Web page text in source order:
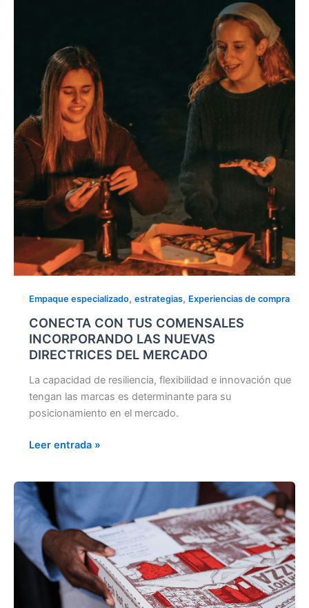
Empaque especializado, estrategias, Experiencias de compra
CONECTA CON TUS COMENSALES
INCORPORANDO LAS NUEVAS
DIRECTRICES DEL MERCADO
La capacidad de resiliencia, flexibilidad e innovación que
tengan las marcas es determinante para su
posicionamiento en el mercado.
COMENSALES
INCORPORANDO
LAS
NUEVAS
DIRECTRICES
DEL
MERCADO
Leer entrada »
CÓMO
EL
PACKAGING
INFLUYE
EN
LA
DECISIÓN